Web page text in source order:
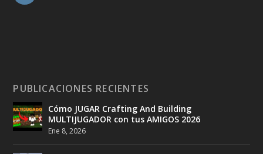
PUBLICACIONES RECIENTES
Cómo JUGAR Crafting And Building
MULTIJUGADOR con tus AMIGOS 2026
Ene 8, 2026